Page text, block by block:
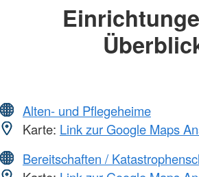
Alten- und Pflegeheime
Karte: Link zur Google Maps
Bereitschaften /